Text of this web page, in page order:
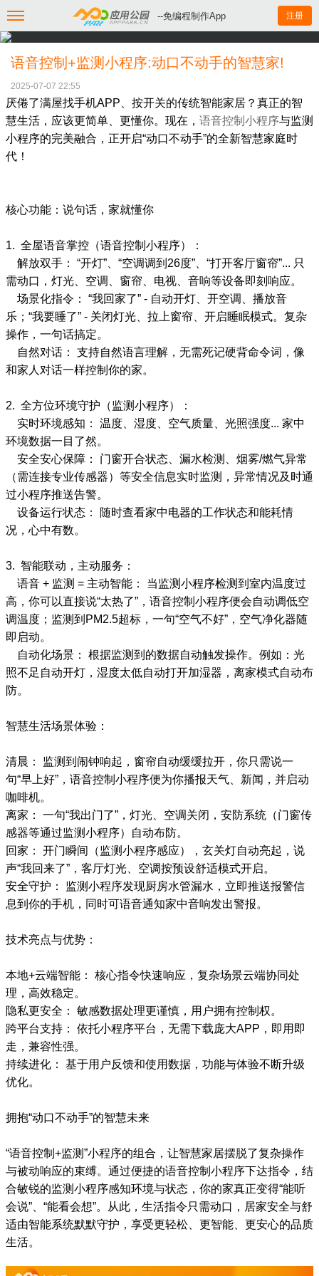
--免编程制作App 注册
语音控制+监测小程序:动口不动手的智慧家!
2025-07-07 22:55
厌倦了满屋找手机APP、按开关的传统智能家居？真正的智
慧生活，应该更简单、更懂你。现在， 语音控制小程序与监测
小程序的完美融合，正开启“动口不动手”的全新智慧家庭时
代！
核心功能：说句话，家就懂你
1. 全屋语音掌控（语音控制小程序）：
解放双手： “开灯”、“空调调到26度”、“打开客厅窗帘”... 只
需动口，灯光、空调、窗帘、电视、音响等设备即刻响应。
场景化指令： “我回家了” - 自动开灯、开空调、播放音
乐；“我要睡了” - 关闭灯光、拉上窗帘、开启睡眠模式。复杂
操作，一句话搞定。
自然对话： 支持自然语言理解，无需死记硬背命令词，像
和家人对话一样控制你的家。
2. 全方位环境守护（监测小程序）：
实时环境感知： 温度、湿度、空气质量、光照强度... 家中
环境数据一目了然。
安全安心保障： 门窗开合状态、漏水检测、烟雾/燃气异常
（需连接专业传感器）等安全信息实时监测，异常情况及时通
过小程序推送告警。
设备运行状态： 随时查看家中电器的工作状态和能耗情
况，心中有数。
3. 智能联动，主动服务：
语音 + 监测 = 主动智能： 当监测小程序检测到室内温度过
高，你可以直接说“太热了”，语音控制小程序便会自动调低空
调温度；监测到PM2.5超标，一句“空气不好”，空气净化器随
即启动。
自动化场景： 根据监测到的数据自动触发操作。例如：光
照不足自动开灯，湿度太低自动打开加湿器，离家模式自动布
防。
智慧生活场景体验：
清晨： 监测到闹钟响起，窗帘自动缓缓拉开，你只需说一
句“早上好”，语音控制小程序便为你播报天气、新闻，并启动
咖啡机。
离家： 一句“我出门了”，灯光、空调关闭，安防系统（门窗传
感器等通过监测小程序）自动布防。
回家： 开门瞬间（监测小程序感应），玄关灯自动亮起，说
声“我回来了”，客厅灯光、空调按预设舒适模式开启。
安全守护： 监测小程序发现厨房水管漏水，立即推送报警信
息到你的手机，同时可语音通知家中音响发出警报。
技术亮点与优势：
本地+云端智能： 核心指令快速响应，复杂场景云端协同处
理，高效稳定。
隐私更安全： 敏感数据处理更谨慎，用户拥有控制权。
跨平台支持： 依托小程序平台，无需下载庞大APP，即用即
走，兼容性强。
持续进化： 基于用户反馈和使用数据，功能与体验不断升级
优化。
拥抱“动口不动手”的智慧未来
“语音控制+监测”小程序的组合，让智慧家居摆脱了复杂操作
与被动响应的束缚。通过便捷的语音控制小程序下达指令，结
合敏锐的监测小程序感知环境与状态，你的家真正变得“能听
会说”、“能看会想”。从此，生活指令只需动口，居家安全与舒
适由智能系统默默守护，享受更轻松、更智能、更安心的品质
生活。